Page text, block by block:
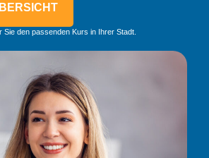
Sie den passenden Kurs in Ihrer Stadt.